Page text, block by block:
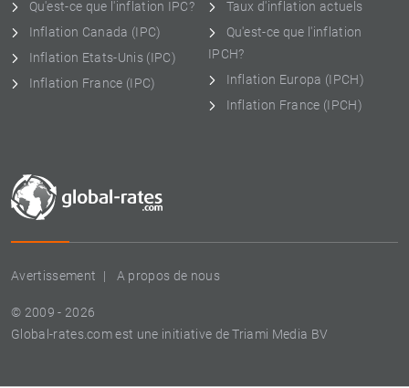
Avertissement A propos de nous
© 2009 - 2026
Global-rates.com est une initiative de Triami Media BV
Qu'est-ce que l'inflation IPC?
Inflation Canada (IPC)
Inflation Etats-Unis (IPC)
Inflation France (IPC)
Taux d'inflation actuels
Qu'est-ce que l'inflation
IPCH?
Inflation Europa (IPCH)
Inflation France (IPCH)